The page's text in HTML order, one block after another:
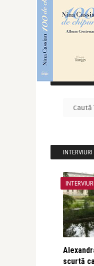
CAUTĂ ÎN
INTERVIURI
INTERVIURI
scurtă